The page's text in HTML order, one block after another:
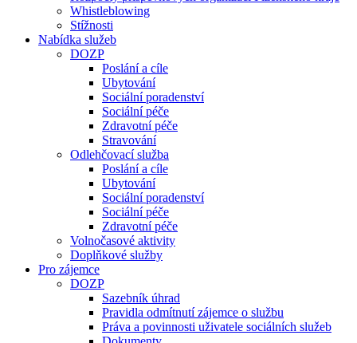
Whistleblowing
Stížnosti
Nabídka služeb
DOZP
Poslání a cíle
Ubytování
Sociální poradenství
Sociální péče
Zdravotní péče
Stravování
Odlehčovací služba
Poslání a cíle
Ubytování
Sociální poradenství
Sociální péče
Zdravotní péče
Volnočasové aktivity
Doplňkové služby
Pro zájemce
DOZP
Sazebník úhrad
Pravidla odmítnutí zájemce o službu
Práva a povinnosti uživatele sociálních služeb